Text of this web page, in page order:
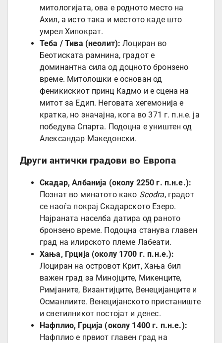
митологијата, ова е родното место на
Ахил, а исто така и местото каде што
умрел Хипократ.
Теба / Тива (неолит): Лоциран во
Беотиската рамнина, градот е
доминантна сила од доцното бронзено
време. Митолошки е основан од
феникискиот принц Кадмо и е сцена на
митот за Едип. Неговата хегемонија е
кратка, но значајна, кога во 371 г. п.н.е. ја
победува Спарта. Подоцна е уништен од
Александар Македонски.
Други антички градови во Европа
Скадар, Албанија (околу 2250 г. п.н.е.):
Познат во минатото како Scodra, градот
се наоѓа покрај Скадарското Езеро.
Најраната населба датира од раното
бронзено време. Подоцна станува главен
град на илирското племе Лабеати.
Хања, Грција (околу 1700 г. п.н.е.):
Лоциран на островот Крит, Хања бил
важен град за Минојците, Микенците,
Римјаните, Византијците, Венецијанците и
Османлиите. Венецијанското пристаниште
и светилникот постојат и денес.
Нафплио, Грција (околу 1400 г. п.н.е.):
Нафплио е првиот главен град на